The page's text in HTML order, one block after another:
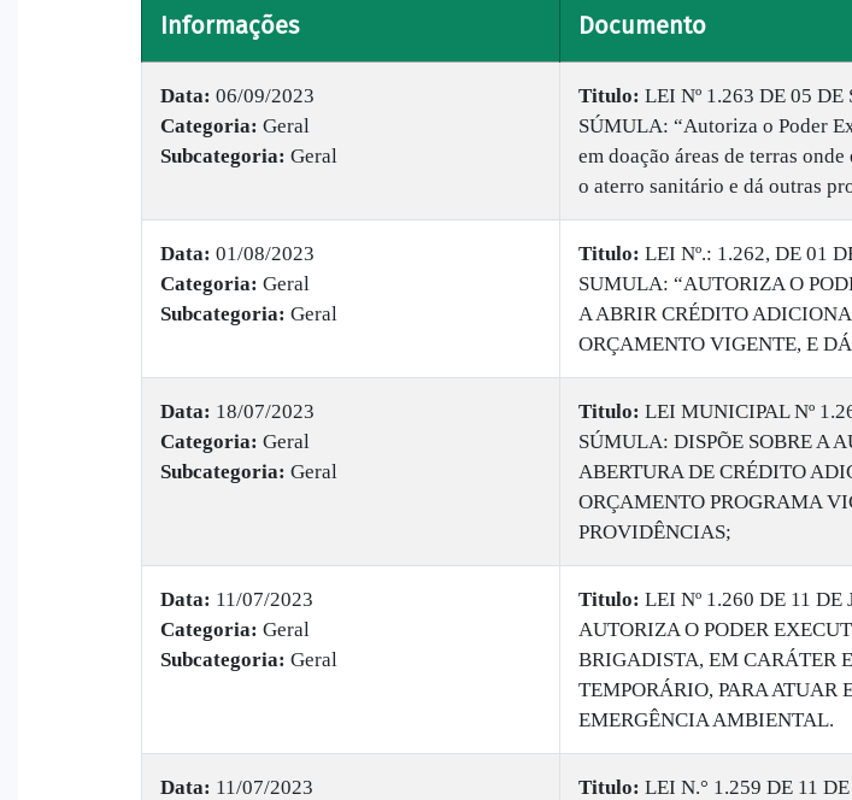
Informações Documento
Data: 06/09/2023
Categoria: Geral
Subcategoria: Geral
Titulo: LEI Nº 1.263 DE 05 DE
SÚMULA: “Autoriza o Poder
em doação áreas de terras
o aterro sanitário e dá outras
Data: 01/08/2023
Categoria: Geral
Subcategoria: Geral
Titulo: LEI Nº.: 1.262, DE 01
SUMULA: “AUTORIZA O
A ABRIR CRÉDITO
ORÇAMENTO VIGENTE, E
Data: 18/07/2023
Categoria: Geral
Subcategoria: Geral
Titulo: LEI MUNICIPAL Nº
SÚMULA: DISPÕE SOBRE A
ABERTURA DE CRÉDITO
ORÇAMENTO PROGRAMA
PROVIDÊNCIAS;
Data: 11/07/2023
Categoria: Geral
Subcategoria: Geral
Titulo: ​LEI Nº 1.260 DE 11
AUTORIZA O PODER
BRIGADISTA, EM CARÁTER
TEMPORÁRIO, PARA ATUAR
EMERGÊNCIA AMBIENTAL.
Data: 11/07/2023
Titulo: ​LEI N.° 1.259 DE 11